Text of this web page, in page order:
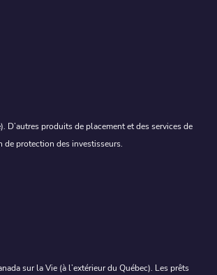
produits de placement et des services de
de protection des investisseurs.
sur la Vie (à l’extérieur du Québec). Les prêts